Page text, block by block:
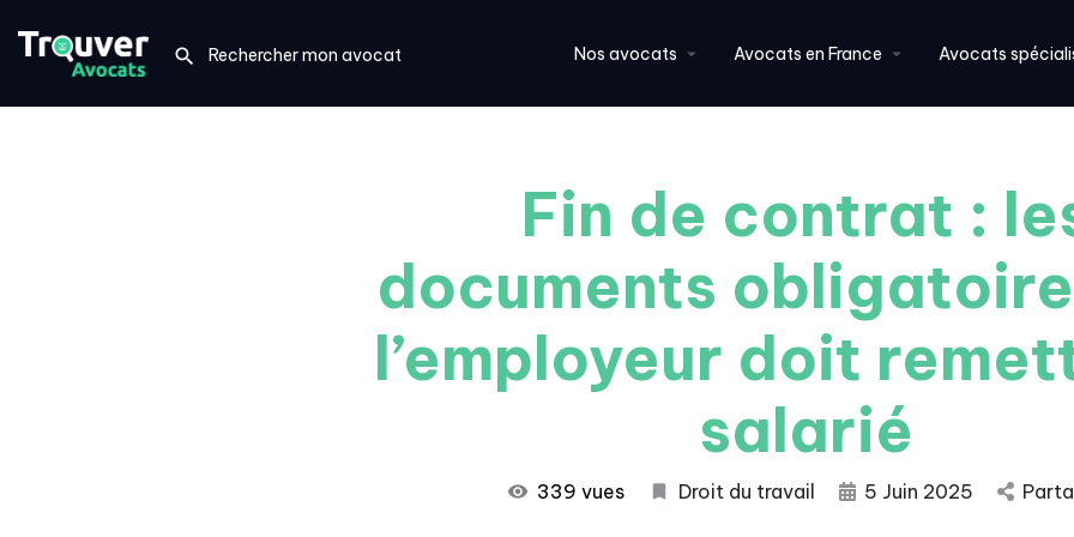
Nos avocats Avocats en France Avocats
Fin de contrat :
documents
l’employeur doit
salarié
339 vues Droit du travail 5 Juin 2025